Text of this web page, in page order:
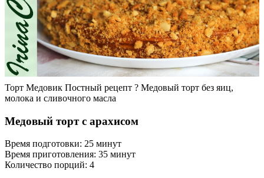
Торт Медовик Постный рецепт ? Медовый торт без яиц,
молока и сливочного масла
Медовый торт с арахисом
Время подготовки: 25 минут
Время приготовления: 35 минут
Количество порций: 4